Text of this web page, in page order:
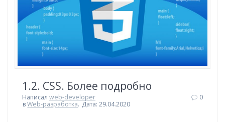
1.2. CSS. Более подробно
Написал web-developer
вWeb-разработка. Дата: 29.04.2020
0